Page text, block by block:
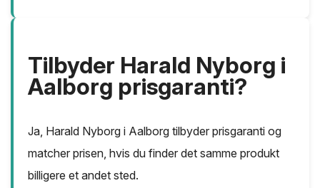
Tilbyder Harald Nyborg i
Aalborg prisgaranti?
Ja, Harald Nyborg i Aalborg tilbyder prisgaranti og
matcher prisen, hvis du finder det samme produkt
billigere et andet sted.